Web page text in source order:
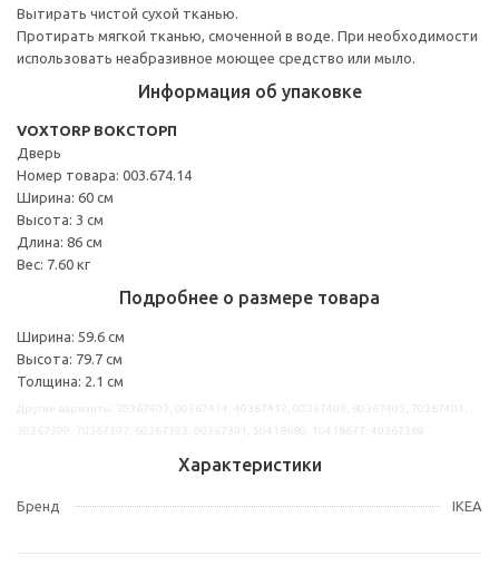
Вытирать чистой сухой тканью.
Протирать мягкой тканью, смоченной в воде. При необходимости
использовать неабразивное моющее средство или мыло.
Информация об упаковке
VOXTORP ВОКСТОРП
Дверь
Номер товара: 003.674.14
Ширина: 60 см
Высота: 3 см
Длина: 86 см
Вес: 7.60 кг
Подробнее о размере товара
Ширина: 59.6 см
Высота: 79.7 см
Толщина: 2.1 см
Характеристики
Бренд IKEA